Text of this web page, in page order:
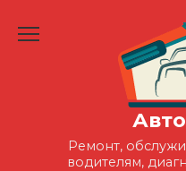
Ремонт,
водителям,